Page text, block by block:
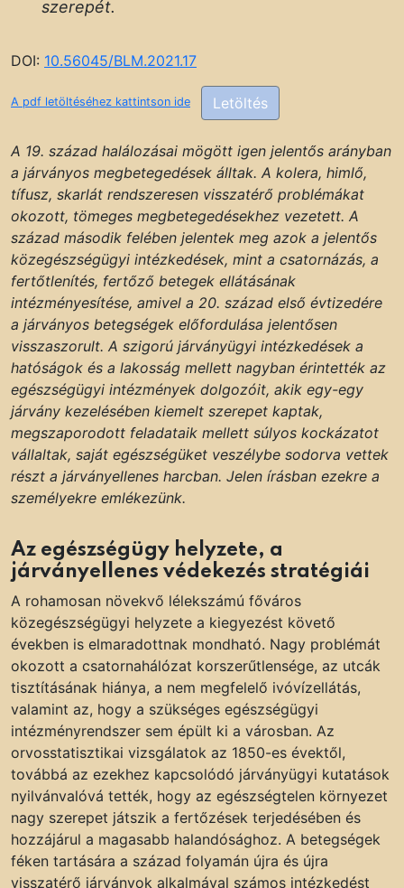
szerepét.
DOI: 10.56045/BLM.2021.17
A pdf letöltéséhez kattintson ide Letöltés
A 19. század halálozásai mögött igen jelentős arányban
a járványos megbetegedések álltak. A kolera, himlő,
tífusz, skarlát rendszeresen visszatérő problémákat
okozott, tömeges megbetegedésekhez vezetett. A
század második felében jelentek meg azok a jelentős
közegészségügyi intézkedések, mint a csatornázás, a
fertőtlenítés, fertőző betegek ellátásának
intézményesítése, amivel a 20. század első évtizedére
a járványos betegségek előfordulása jelentősen
visszaszorult. A szigorú járványügyi intézkedések a
hatóságok és a lakosság mellett nagyban érintették az
egészségügyi intézmények dolgozóit, akik egy-egy
járvány kezelésében kiemelt szerepet kaptak,
megszaporodott feladataik mellett súlyos kockázatot
vállaltak, saját egészségüket veszélybe sodorva vettek
részt a járványellenes harcban. Jelen írásban ezekre a
személyekre emlékezünk.
Az egészségügy helyzete, a
járványellenes védekezés stratégiái
A rohamosan növekvő lélekszámú főváros
közegészségügyi helyzete a kiegyezést követő
években is elmaradottnak mondható. Nagy problémát
okozott a csatornahálózat korszerűtlensége, az utcák
tisztításának hiánya, a nem megfelelő ivóvízellátás,
valamint az, hogy a szükséges egészségügyi
intézményrendszer sem épült ki a városban. Az
orvosstatisztikai vizsgálatok az 1850-es évektől,
továbbá az ezekhez kapcsolódó járványügyi kutatások
nyilvánvalóvá tették, hogy az egészségtelen környezet
nagy szerepet játszik a fertőzések terjedésében és
hozzájárul a magasabb halandósághoz. A betegségek
féken tartására a század folyamán újra és újra
visszatérő járványok alkalmával számos intézkedést